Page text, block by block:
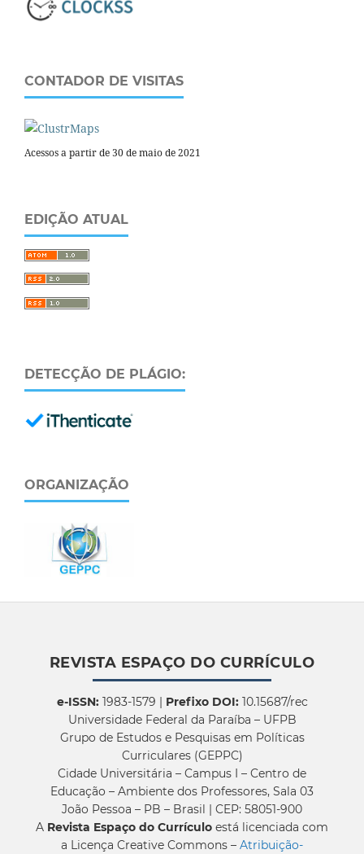
CONTADOR DE VISITAS
Acessos a partir de 30 de maio de 2021
EDIÇÃO ATUAL
DETECÇÃO DE PLÁGIO:
ORGANIZAÇÃO
REVISTA ESPAÇO DO CURRÍCULO
e-ISSN:1983-1579 | Prefixo DOI:10.15687/rec
Universidade Federal da Paraíba – UFPB
Grupo de Estudos e Pesquisas em Políticas
Curriculares (GEPPC)
Cidade Universitária – Campus I – Centro de
Educação – Ambiente dos Professores, Sala 03
João Pessoa – PB – Brasil | CEP: 58051-900
A Revista Espaço do Currículo está licenciada com
a Licença Creative Commons – Atribuição-